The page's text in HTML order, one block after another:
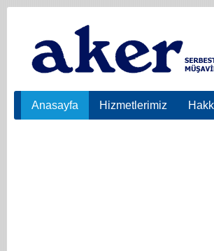
Anasayfa Hizmetlerimiz